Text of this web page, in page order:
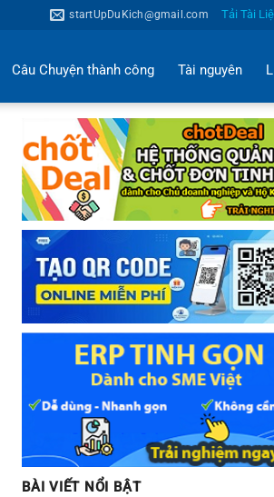
startUpDuKich@gmail.com Tải Tài
Câu Chuyện thành công Tài nguyên
BÀI VIẾT NỔI BẬT